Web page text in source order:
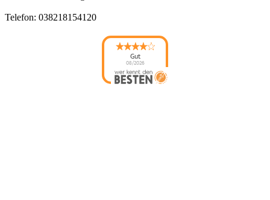
Telefon: 038218154120
Gut
08/2026
Vermessungsbüro
Zeise Inh. Petra Zeise .